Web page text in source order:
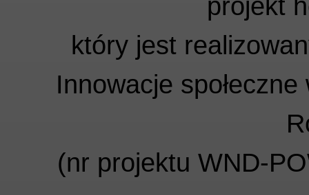
projekt
który jest
Innowacje
(nr projektu WND-